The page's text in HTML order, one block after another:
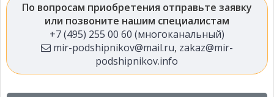
По вопросам приобретения отправьте заявку
или позвоните нашим специалистам
+7 (495) 255 00 60 (многоканальный)
mir-podshipnikov@mail.ru, zakaz@mir-
podshipnikov.info